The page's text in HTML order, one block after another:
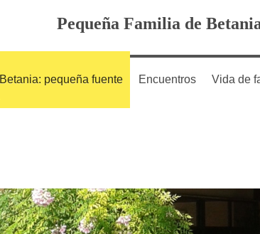
Pequeña Familia de
Betania: pequeña fuente Encuentros Vida de